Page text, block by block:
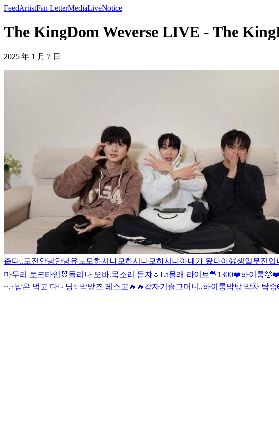
FeedArtistFan LetterMediaLiveNotice
The KingDom Weverse LIVE - The
2025 年 1 月 7 日
춥다..도전 안녕안녕유노 모하시나모하시나모하시나아내가 왔다아😀생일무진입
마무리 토크타임🐰 들리나 오바.목소리 듣쟈🌷 La몰래 라이브 💛1300❤️하이룽🥺❤️
~.~밥은 먹고 다니닝✨막맏즈 레스고🔥🔥 갑자기 슬그머니..하이룽막방 막차 탑승